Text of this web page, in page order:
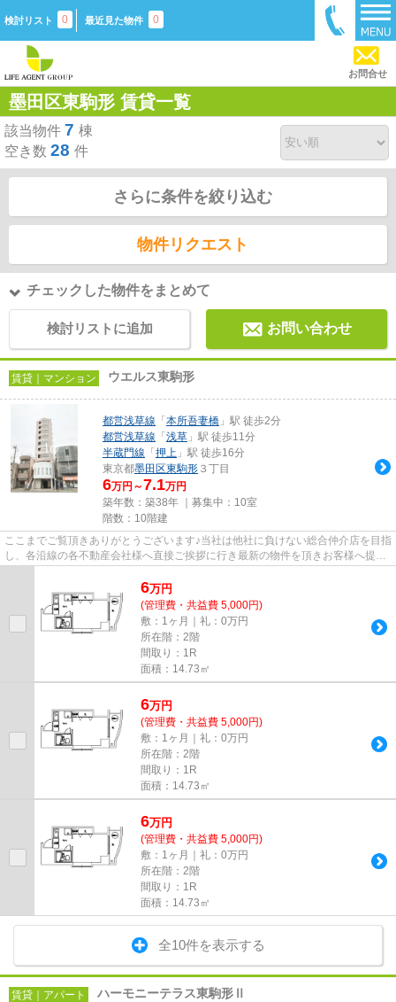
検討リスト 0 最近見た物件 0
お問合せ
墨田区東駒形 賃貸一覧
該当物件 7 棟
空き数 28 件
さらに条件を絞り込む
物件リクエスト
チェックした物件をまとめて
検討リストに追加 お問い合わせ
賃貸｜マンション ウエルス東駒形
都営浅草線 「 本所吾妻橋 」駅 徒歩2分
都営浅草線 「 浅草 」駅 徒歩11分
半蔵門線 「 押上 」駅 徒歩16分
東京都墨田区東駒形 ３丁目
6万円～7.1万円
築年数：築38年 ｜募集中： 10室
階数：10階建
ここまでご覧頂きありがとうございます♪当社は他社に負けない総合仲介店を目指
し、各沿線の各不動産会社様へ直接ご挨拶に行き最新の物件を頂きお客様へ提供
6万円
(管理費・共益費 5,000円)
敷：1ヶ月｜礼：0万円
所在階：2階
間取り：1R
面積：14.73㎡
6万円
(管理費・共益費 5,000円)
敷：1ヶ月｜礼：0万円
所在階：2階
間取り：1R
面積：14.73㎡
6万円
(管理費・共益費 5,000円)
敷：1ヶ月｜礼：0万円
所在階：2階
間取り：1R
面積：14.73㎡
全10件を表示する
賃貸｜アパート ハーモニーテラス東駒形Ⅱ